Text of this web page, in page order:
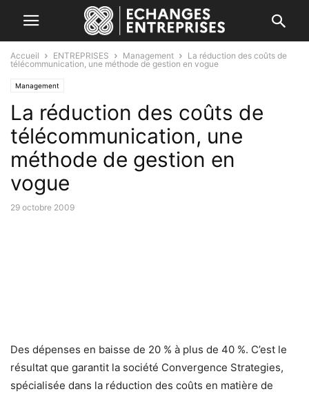
Accueil ENTREPRISES Management
La réduction des coûts de
télécommunication, une méthode de gestion en vogue
Management
La réduction des coûts de
télécommunication, une
méthode de gestion en
vogue
29 octobre 2009
Des dépenses en baisse de 20 % à plus de 40 %. C’est le
résultat que garantit la société Convergence Strategies,
spécialisée dans la réduction des coûts en matière de